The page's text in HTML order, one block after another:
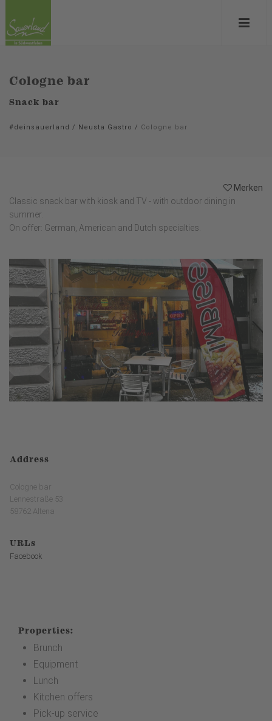
Cologne bar
Snack bar
#deinsauerland / Neusta Gastro / Cologne bar
Merken
Classic snack bar with kiosk and TV - with outdoor dining in
summer.
On offer: German, American and Dutch specialties.
Address
Cologne bar
Lennestraße 53
58762 Altena
URLs
Facebook
Properties:
Brunch
Equipment
Lunch
Kitchen offers
Pick-up service